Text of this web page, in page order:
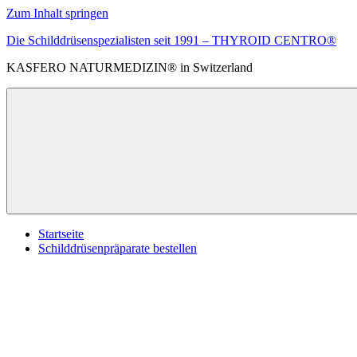
Zum Inhalt springen
Die Schilddrüsenspezialisten seit 1991 – THYROID CENTRO®
KASFERO NATURMEDIZIN® in Switzerland
Startseite
Schilddrüsenpräparate bestellen